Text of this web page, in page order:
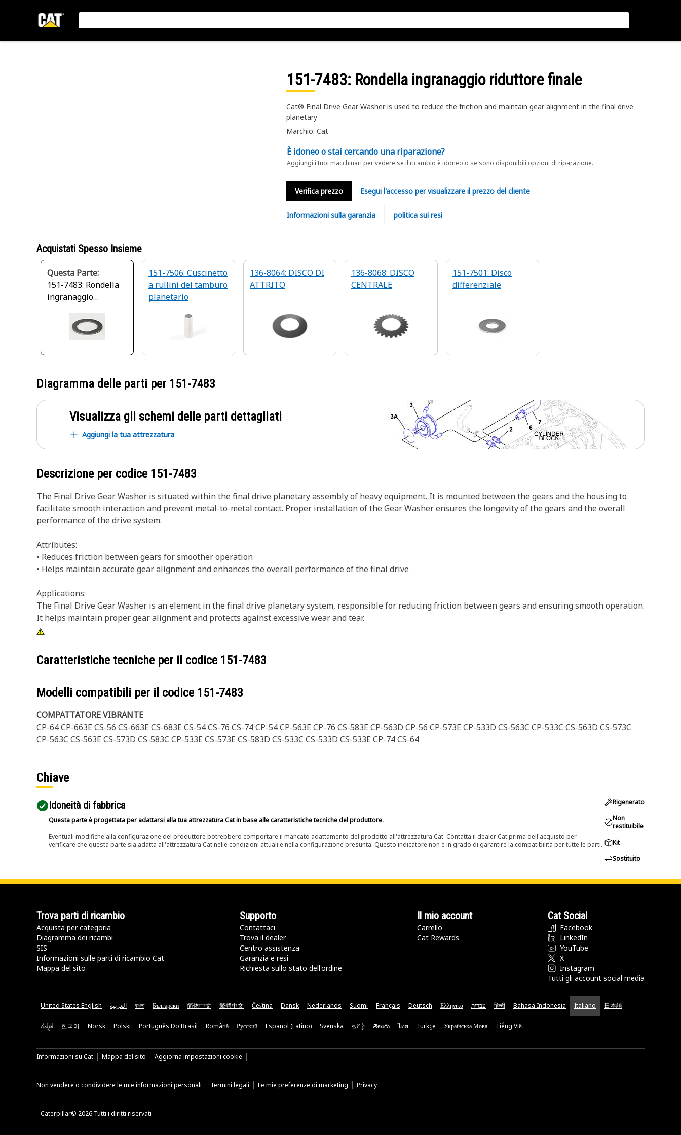
151-7483: Rondella ingranaggio riduttore finale
Cat® Final Drive Gear Washer is used to reduce the friction and maintain gear alignment in the final drive
planetary
Marchio: Cat
È idoneo o stai cercando una riparazione?
Aggiungi i tuoi macchinari per vedere se il ricambio è idoneo o se sono disponibili opzioni di riparazione.
Verifica prezzo Esegui l'accesso per visualizzare il prezzo del cliente
Informazioni sulla garanzia politica sui resi
Acquistati Spesso Insieme
Questa Parte:
151-7483: Rondella
ingranaggio
151-7506: Cuscinetto
a rullini del tamburo
planetario
136-8064: DISCO DI
ATTRITO
136-8068: DISCO
CENTRALE
151-7501: Disco
differenziale
Diagramma delle parti per 151-7483
Visualizza gli schemi delle parti dettagliati
Aggiungi la tua attrezzatura
Descrizione per codice 151-7483
The Final Drive Gear Washer is situated within the final drive planetary assembly of heavy equipment. It is mounted between the gears and the housing to
facilitate smooth interaction and prevent metal-to-metal contact. Proper installation of the Gear Washer ensures the longevity of the gears and the overall
performance of the drive system.
Attributes:
• Reduces friction between gears for smoother operation
• Helps maintain accurate gear alignment and enhances the overall performance of the final drive
Applications:
The Final Drive Gear Washer is an element in the final drive planetary system, responsible for reducing friction between gears and ensuring smooth operation.
It helps maintain proper gear alignment and protects against excessive wear and tear.
Caratteristiche tecniche per il codice 151-7483
Modelli compatibili per il codice 151-7483
COMPATTATORE VIBRANTE
CP-64 CP-663E CS-56 CS-663E CS-683E CS-54 CS-76 CS-74 CP-54 CP-563E CP-76 CS-583E CP-563D CP-56 CP-573E CP-533D CS-563C CP-533C CS-563D CS-573C
CP-563C CS-563E CS-573D CS-583C CP-533E CS-573E CS-583D CS-533C CS-533D CS-533E CP-74 CS-64
Chiave
Idoneità di fabbrica
Questa parte è progettata per adattarsi alla tua attrezzatura Cat in base alle caratteristiche tecniche del produttore.
Eventuali modifiche alla configurazione del produttore potrebbero comportare il mancato adattamento del prodotto all'attrezzatura Cat. Contatta il dealer Cat prima dell'acquisto per
verificare che questa parte sia adatta all'attrezzatura Cat nelle condizioni attuali e nella configurazione presunta. Questo indicatore non è in grado di garantire la compatibilità per tutte le parti.
Rigenerato
Non
restituibile
Kit
Sostituito
Trova parti di ricambio
Acquista per categoria
Diagramma dei ricambi
SIS
Informazioni sulle parti di ricambio Cat
Mappa del sito
Supporto
Contattaci
Trova il dealer
Centro assistenza
Garanzia e resi
Richiesta sullo stato dell'ordine
Il mio account
Carrello
Cat Rewards
Cat Social
Facebook
LinkedIn
YouTube
X
Instagram
Tutti gli account social media
United States English العربية বাংলা Български 简体中文 繁體中文 Čeština Dansk Nederlands Suomi Français Deutsch Ελληνικά עברית हिन्दी Bahasa Indonesia Italiano 日本語
ಕನ್ನಡ 한국어 Norsk Polski Português Do Brasil Română Русский Español (Latino) Svenska தமிழ் తెలుగు ไทย Türkçe Українська Мова Tiếng Việt
Informazioni su Cat Mappa del sito Aggiorna impostazioni cookie
Non vendere o condividere le mie informazioni personali Termini legali Le mie preferenze di marketing Privacy
Caterpillar© 2026 Tutti i diritti riservati